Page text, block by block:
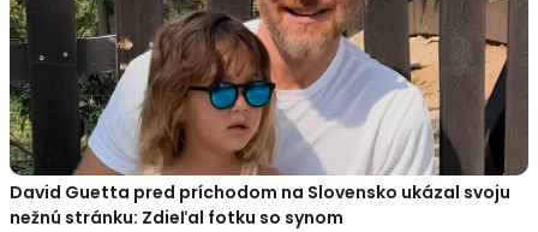
David Guetta pred príchodom na Slovensko ukázal svoju
nežnú stránku: Zdieľal fotku so synom